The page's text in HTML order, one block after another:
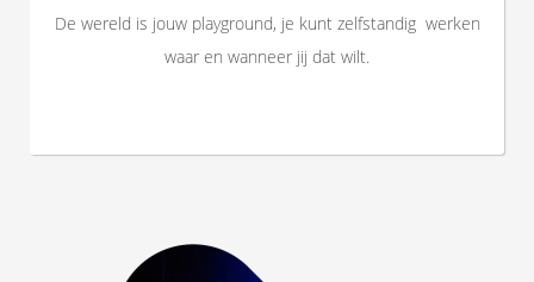
De wereld is jouw playground, je kunt zelfstandig werken
waar en wanneer jij dat wilt.